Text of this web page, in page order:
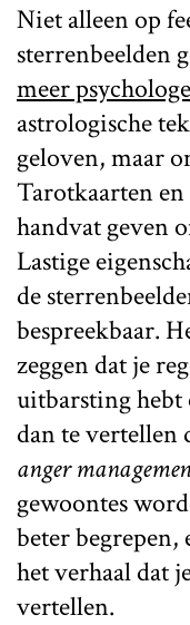
Niet alleen op
sterrenbeelden
meer
astrologische
geloven, maar
Tarotkaarten
handvat geven
Lastige
de
bespreekbaar.
zeggen dat je
uitbarsting hebt
dan te vertellen
anger
gewoontes
beter
het verhaal dat
vertellen.